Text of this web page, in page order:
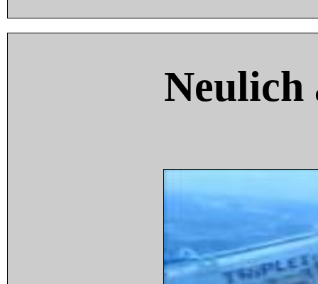
Neulich